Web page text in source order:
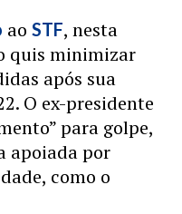
ao STF, nesta
quis minimizar
após sua
O ex-presidente
para golpe,
apoiada por
como o